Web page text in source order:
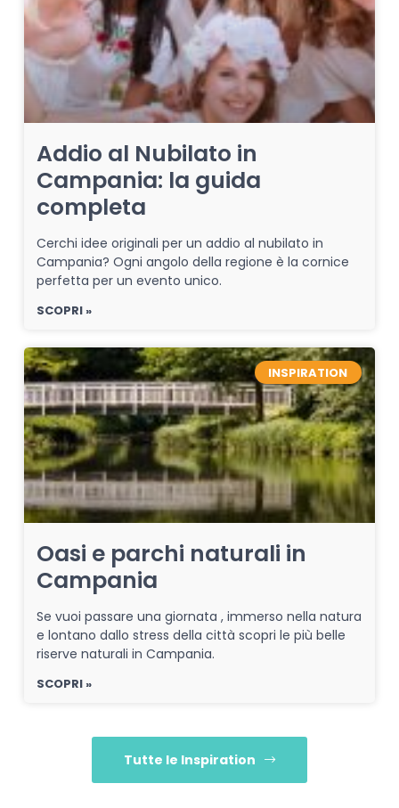
Addio al Nubilato in
Campania: la guida
completa
Cerchi idee originali per un addio al nubilato in
Campania? Ogni angolo della regione è la cornice
perfetta per un evento unico.
SCOPRI »
INSPIRATION
Oasi e parchi naturali in
Campania
Se vuoi passare una giornata , immerso nella natura
e lontano dallo stress della città scopri le più belle
riserve naturali in Campania.
SCOPRI »
Tutte le Inspiration